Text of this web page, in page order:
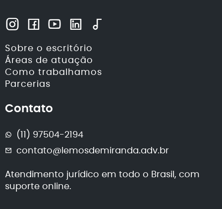
Sobre o escritório
Áreas de atuação
Como trabalhamos
Parcerias
Contato
(11) 97504-2194
contato@lemosdemiranda.adv.br
Atendimento jurídico em todo o Brasil, com
suporte online.